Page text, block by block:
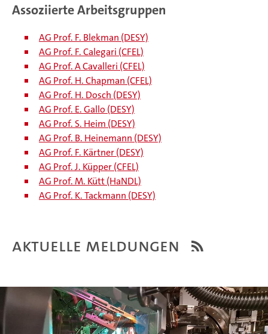
Assoziierte Arbeitsgruppen
AG Prof. F. Blekman (DESY)
AG Prof. F. Calegari (CFEL)
AG Prof. A Cavalleri (CFEL)
AG Prof. H. Chapman (CFEL)
AG Prof. H. Dosch (DESY)
AG Prof. E. Gallo (DESY)
AG Prof. S. Heim (DESY)
AG Prof. B. Heinemann (DESY)
AG Prof. F. Kärtner (DESY)
AG Prof. J. Küpper (CFEL)
AG Prof. M. Kütt (HaNDL)
AG Prof. K. Tackmann (DESY)
Aktuelle Meldungen